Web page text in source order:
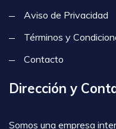
Aviso de Privacidad
Términos y
Contacto
Dirección y
Somos una empresa